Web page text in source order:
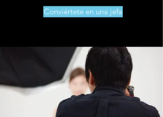
Conviértete en una jefa